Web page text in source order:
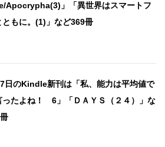
Apocrypha(3)」「異世界はスマートフ
ともに。(1)」など369冊
日のKindle新刊は「私、能力は平均値で
ったよね！ 6」「ＤＡＹＳ（２４）」な